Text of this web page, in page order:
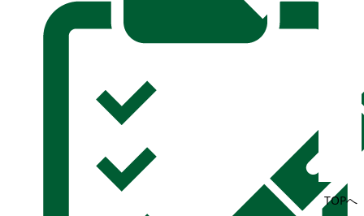
TOPへ